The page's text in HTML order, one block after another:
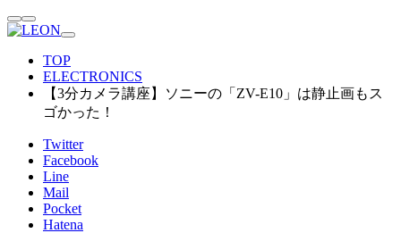
TOP
ELECTRONICS
【3分カメラ講座】ソニーの「ZV-E10」は静止画もス
ゴかった！
Twitter
Facebook
Line
Mail
Pocket
Hatena